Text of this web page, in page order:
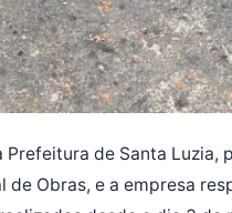
Prefeitura de Santa
de Obras, e a empresa